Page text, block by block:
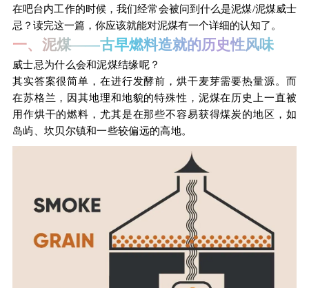
在吧台内工作的时候，我们经常会被问到什么是泥煤/泥煤威士
忌？读完这一篇，你应该就能对泥煤有一个详细的认知了。
一、 泥煤——古早燃料造就的历史性风味
威士忌为什么会和泥煤结缘呢？
其实答案很简单，在进行发酵前，烘干麦芽需要热量源。而
在苏格兰，因其地理和地貌的特殊性，泥煤在历史上一直被
用作烘干的燃料，尤其是在那些不容易获得煤炭的地区，如
岛屿、坎贝尔镇和一些较偏远的高地。